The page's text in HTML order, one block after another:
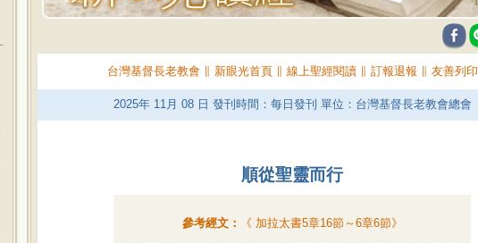
台灣基督長老教會∥ 新眼光首頁∥ 線上聖經閱讀∥ 訂報退報 友善列印
2025年 11月 08日 發刊時間：每日發刊 單位：台灣基督長老教會總會
順從聖靈而行
參考經文： 《 加拉太書5章16節～6章6節》